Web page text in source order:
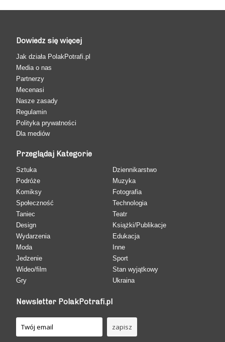
Dowiedz się więcej
Jak działa PolakPotrafi.pl
Media o nas
Partnerzy
Mecenasi
Nasze zasady
Regulamin
Polityka prywatności
Dla mediów
Przeglądaj Kategorie
Sztuka
Podróże
Komiksy
Społeczność
Taniec
Design
Wydarzenia
Moda
Jedzenie
Wideo/film
Gry
Dziennikarstwo
Muzyka
Fotografia
Technologia
Teatr
Książki/Publikacje
Edukacja
Inne
Sport
Stan wyjątkowy
Ukraina
Newsletter PolakPotrafi.pl